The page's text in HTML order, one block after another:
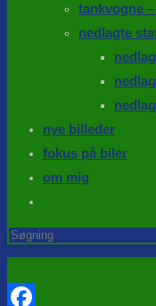
tankvogne
nedlagte
nye billeder
fokus på biler
om mig
website
search
Search
this
website